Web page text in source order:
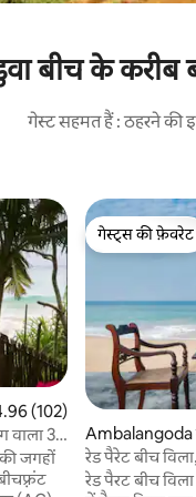
बीच के करीब
गेस्ट सहमत हैं : ठहरने की
रेटिंग 5 में से 4.96, 102
(102)
वाला 3 -
जगहों
गेस्ट्स की फ़ेवरेट
गेस्ट्स की फ़ेवरेट
Ambalangoda
रेड पैरेट बीच
रेड पैरट बीच